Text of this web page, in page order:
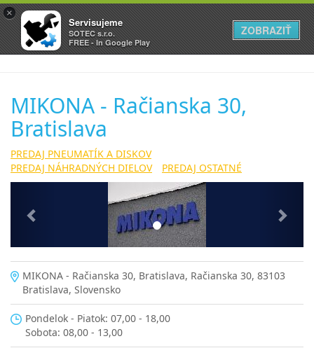
MIKONA - Račianska 30,
Bratislava
PREDAJ PNEUMATÍK A DISKOV
PREDAJ NÁHRADNÝCH DIELOV
PREDAJ OSTATNÉ
MIKONA - Račianska 30, Bratislava, Račianska 30, 83103
Bratislava, Slovensko
Pondelok - Piatok: 07,00 - 18,00
Sobota: 08,00 - 13,00
×
Servisujeme
SOTEC s.r.o.
FREE - In Google Play
ZOBRAZIŤ